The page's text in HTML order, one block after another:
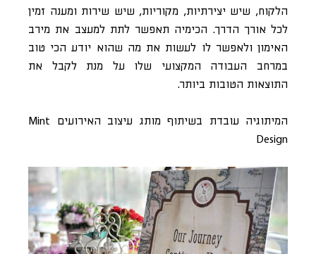
הלקוח, שיש יצירתיות, מקוריות, שיש שירות ומענה זמין
לכל אורך הדרך. הכימיה תאפשר לתת למעצב את מירב
האימון ולאפשר לו לעשות את מה שהוא יודע הכי טוב
במרחב העבודה המקצועי שלו על מנת לקבל את
התוצאות הטובות ביותר.
המיתוגיה עובדת בשיתוף מותג עיצוב האירועים Mint
Design